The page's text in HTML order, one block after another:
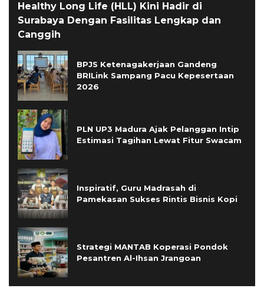
Healthy Long Life (HLL) Kini Hadir di
Surabaya Dengan Fasilitas Lengkap dan
Canggih
BPJS Ketenagakerjaan Gandeng
BRILink Sampang Pacu Kepesertaan
2026
PLN UP3 Madura Ajak Pelanggan Intip
Estimasi Tagihan Lewat Fitur Swacam
Inspiratif, Guru Madrasah di
Pamekasan Sukses Rintis Bisnis Kopi
Strategi MANTAB Koperasi Pondok
Pesantren Al-Ihsan Jrangoan